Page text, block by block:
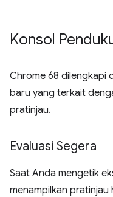
Konsol
Chrome 68 dilengkapi
baru yang terkait
pratinjau.
Evaluasi Segera
Saat Anda mengetik
menampilkan